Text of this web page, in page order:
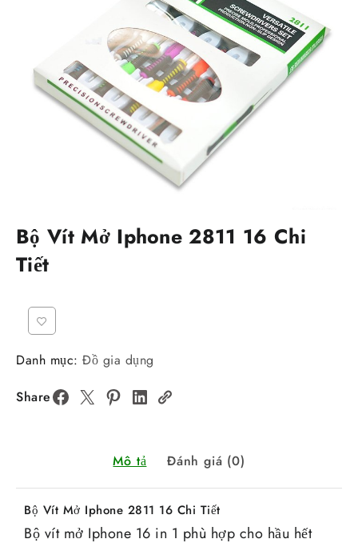
Bộ Vít Mở Iphone 2811 16 Chi
Tiết
Danh mục: Đồ gia dụng
Share
Mô tả Đánh giá (0)
Bộ Vít Mở Iphone 2811 16 Chi Tiết
Bộ vít mở Iphone 16 in 1 phù hợp cho hầu hết